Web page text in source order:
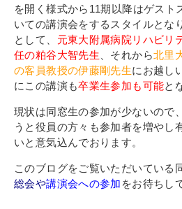
を開く様式から11期以降はゲスト
いての講演会をするスタイルとな
として、 元東大附属病院リハビリ
任の粕谷大智先生 、それから北里
の客員教授の伊藤剛先生にお越し
にこの講演も卒業生参加も可能と
現状は同窓生の参加が少ないので
うと役員の方々も参加者を増やし
いと意気込んでおります。
このブログをご覧いただいている
総会や講演会への参加 をお待ちし